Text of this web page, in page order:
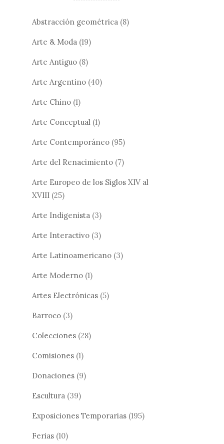
Abstracción geométrica (8)
Arte & Moda (19)
Arte Antiguo (8)
Arte Argentino (40)
Arte Chino (1)
Arte Conceptual (1)
Arte Contemporáneo (95)
Arte del Renacimiento (7)
Arte Europeo de los Siglos XIV al
XVIII (25)
Arte Indigenista (3)
Arte Interactivo (3)
Arte Latinoamericano (3)
Arte Moderno (1)
Artes Electrónicas (5)
Barroco (3)
Colecciones (28)
Comisiones (1)
Donaciones (9)
Escultura (39)
Exposiciones Temporarias (195)
Ferias (10)